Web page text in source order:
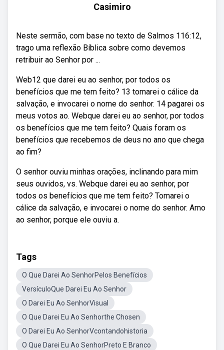
Casimiro
Neste sermão, com base no texto de Salmos 116:12,
trago uma reflexão Bíblica sobre como devemos
retribuir ao Senhor por ...
Web12 que darei eu ao senhor, por todos os
benefícios que me tem feito? 13 tomarei o cálice da
salvação, e invocarei o nome do senhor. 14 pagarei os
meus votos ao. Webque darei eu ao senhor, por todos
os benefícios que me tem feito? Quais foram os
benefícios que recebemos de deus no ano que chega
ao fim?
O senhor ouviu minhas orações, inclinando para mim
seus ouvidos, vs. Webque darei eu ao senhor, por
todos os benefícios que me tem feito? Tomarei o
cálice da salvação, e invocarei o nome do senhor. Amo
ao senhor, porque ele ouviu a.
Tags
O Que Darei Ao SenhorPelos Benefícios
VersículoQue Darei Eu Ao Senhor
O Darei Eu Ao SenhorVisual
O Que Darei Eu Ao Senhorthe Chosen
O Darei Eu Ao SenhorVcontandohistoria
O Que Darei Eu Ao SenhorPreto E Branco